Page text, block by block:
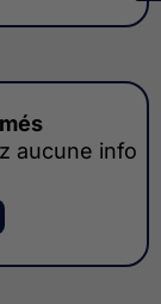
aucune info